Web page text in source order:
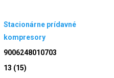
Stacionárne prídavné
kompresory
9006248010703
13 (15)